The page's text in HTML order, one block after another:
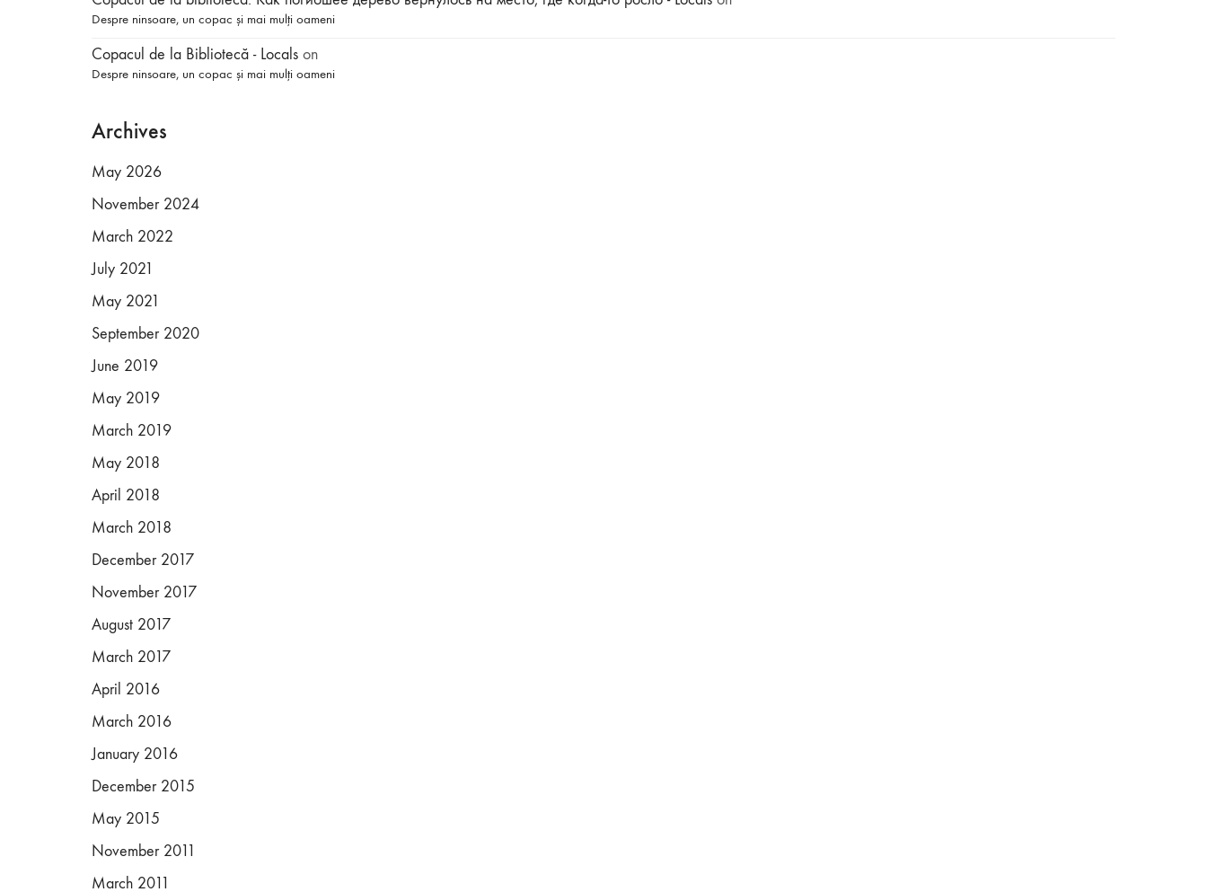
Despre ninsoare, un copac și mai mulți oameni
Copacul de la Bibliotecă - Locals on
Despre ninsoare, un copac și mai mulți oameni
Archives
May 2026
November 2024
March 2022
July 2021
May 2021
September 2020
June 2019
May 2019
March 2019
May 2018
April 2018
March 2018
December 2017
November 2017
August 2017
March 2017
April 2016
March 2016
January 2016
December 2015
May 2015
November 2011
March 2011